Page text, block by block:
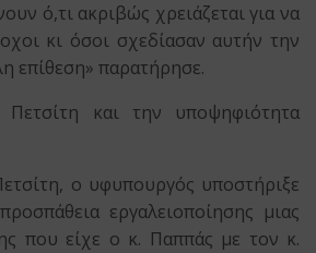
ό,τι ακριβώς χρειάζεται για να
κι όσοι σχεδίασαν αυτήν την
επίθεση» παρατήρησε.
και την υποψηφιότητα
ο υφυπουργός υποστήριξε
εργαλειοποίησης μιας
που είχε ο κ. Παππάς με τον κ.